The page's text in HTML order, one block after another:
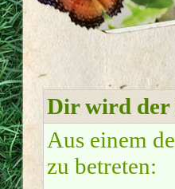
Dir wird der
Aus einem
zu betreten: